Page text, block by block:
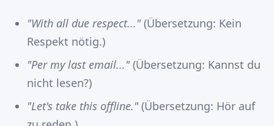
"With all due respect..."(Übersetzung: Kein
Respekt nötig.)
"Per my last email..."(Übersetzung: Kannst du
nicht lesen?)
"Let's take this offline."(Übersetzung: Hör auf